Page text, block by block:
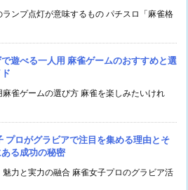
ンプ点灯が意味するもの パチスロ「麻雀格
遊べる一人用 麻雀ゲームのおすすめと選
雀ゲームの選び方 麻雀を楽しみたいけれ
プロがグラビアで注目を集める理由とそ
る成功の秘密
力と実力の融合 麻雀女子プロのグラビア活